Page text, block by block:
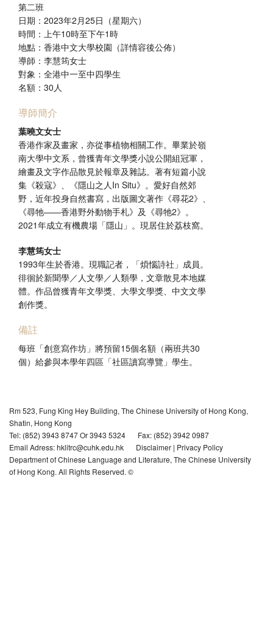
第二班
日期：2023年2月25日（星期六）
時間：上午10時至下午1時
地點：香港中文大學校園（詳情容後公佈）
導師：李慧筠女士
對象：全港中一至中四學生
名額：30人
導師簡介
葉曉文女士
香港作家及畫家，亦從事植物相關工作。畢業於嶺
南大學中文系，曾獲青年文學獎小說公開組冠軍，
繪畫及文字作品散見於報章及雜誌。著有短篇小說
集《殺寇》、《隱山之人In Situ》。愛好自然郊
野，近年投身自然書寫，出版圖文著作《尋花2》、
《尋牠——香港野外動物手札》及《尋牠2》。
2021年成立有機農場「隱山」。現居住於荔枝窩。
李慧筠女士
1993年生於香港。現職記者，「煩惱詩社」成員。
徘徊於新聞學／人文學／人類學，文章散見本地媒
體。作品曾獲青年文學獎、大學文學獎、中文文學
創作獎。
備註
每班「創意寫作坊」將預留15個名額（兩班共30
個）給參與本學年四區「社區讀寫導覽」學生。
Rm 523, Fung King Hey Building, The Chinese University of Hong Kong,
Shatin, Hong Kong
Tel: (852) 3943 8747 Or 3943 5324
Fax: (852) 3942 0987
Email Adress: hklitrc@cuhk.edu.hk
Disclaimer | Privacy Policy
Department of Chinese Language and Literature, The Chinese University
of Hong Kong. All Rights Reserved. ©